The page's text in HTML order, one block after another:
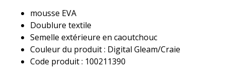
mousse EVA
Doublure textile
Semelle extérieure en caoutchouc
Couleur du produit : Digital Gleam/Craie
Code produit : 100211390